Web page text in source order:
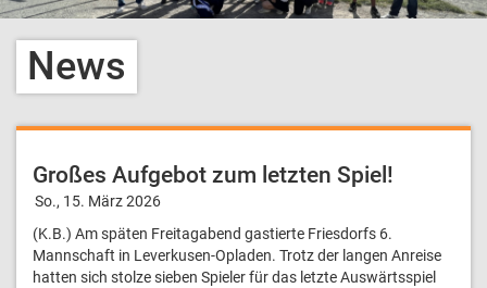
News
Großes Aufgebot zum letzten Spiel!
So., 15. März 2026
(K.B.) Am späten Freitagabend gastierte Friesdorfs 6.
Mannschaft in Leverkusen-Opladen. Trotz der langen Anreise
hatten sich stolze sieben Spieler für das letzte Auswärtsspiel